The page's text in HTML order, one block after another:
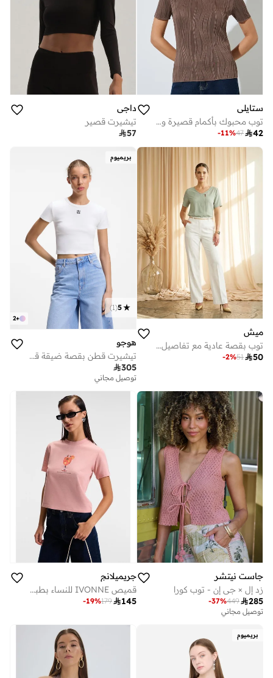
ستايلي
توب محبوك بأكمام قصيرة وملمس بارز - بني
42
47
-11%
داجي
تيشيرت قصير
57
ميش
توب بقصة عادية مع تفاصيل أزرار صغيرة - أخضر نعناعي
50
51
-2%
بريميوم
+
2
5
(
1
)
هوجو
تيشيرت قطن بقصة ضيقة قصيرة بشعار مكدس
305
توصيل مجاني
جاست نيتشر
زد إل × جي إن - توب كورا
285
449
-37%
توصيل مجاني
جريميلانج
قميص IVONNE للنساء بطباعة كوكتيل بأكمام قصيرة من القطن العضوي، رقبة دراجة، قصير، وردي.
145
179
-19%
بريميوم